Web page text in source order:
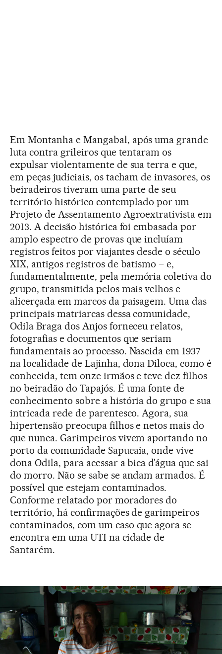
Em Montanha e Mangabal, após uma grande
luta contra grileiros que tentaram os
expulsar violentamente de sua terra e que,
em peças judiciais, os tacham de invasores, os
beiradeiros tiveram uma parte de seu
território histórico contemplado por um
Projeto de Assentamento Agroextrativista em
2013. A decisão histórica foi embasada por
amplo espectro de provas que incluíam
registros feitos por viajantes desde o século
XIX, antigos registros de batismo – e,
fundamentalmente, pela memória coletiva do
grupo, transmitida pelos mais velhos e
alicerçada em marcos da paisagem. Uma das
principais matriarcas dessa comunidade,
Odila Braga dos Anjos forneceu relatos,
fotografias e documentos que seriam
fundamentais ao processo. Nascida em 1937
na localidade de Lajinha, dona Diloca, como é
conhecida, tem onze irmãos e teve dez filhos
no beiradão do Tapajós. É uma fonte de
conhecimento sobre a história do grupo e sua
intricada rede de parentesco. Agora, sua
hipertensão preocupa filhos e netos mais do
que nunca. Garimpeiros vivem aportando no
porto da comunidade Sapucaia, onde vive
dona Odila, para acessar a bica d’água que sai
do morro. Não se sabe se andam armados. É
possível que estejam contaminados.
Conforme relatado por moradores do
território, há confirmações de garimpeiros
contaminados, com um caso que agora se
encontra em uma UTI na cidade de
Santarém.